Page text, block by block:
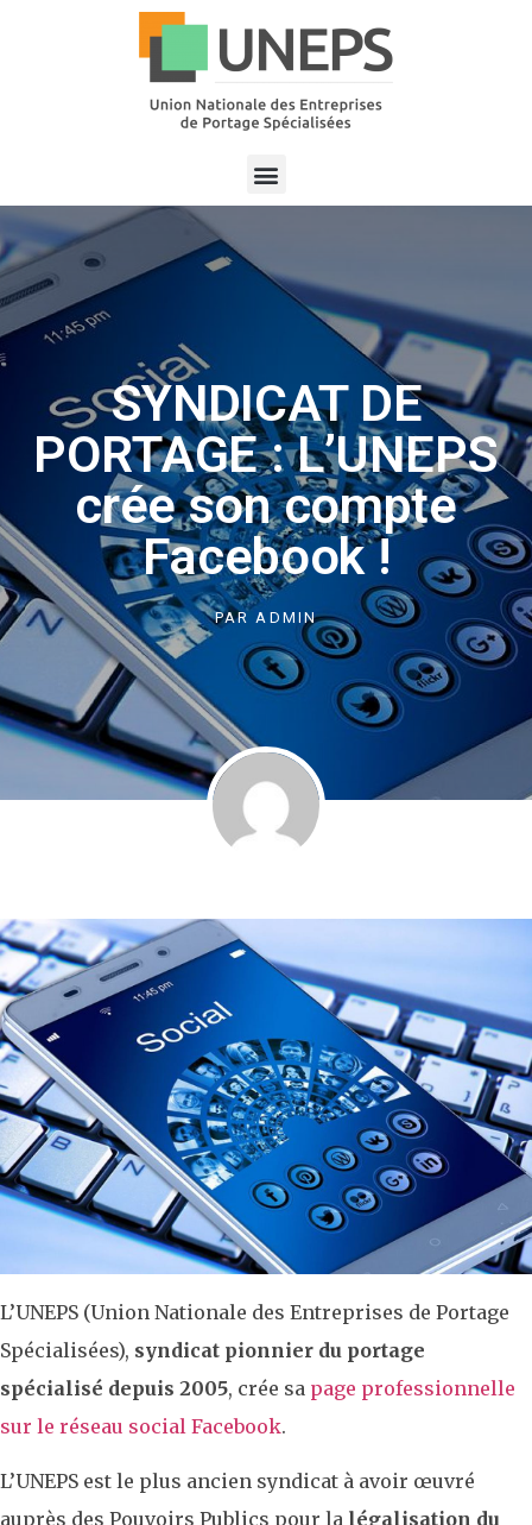
SYNDICAT DE
PORTAGE : L’UNEPS
crée son compte
Facebook !
PAR ADMIN
L’UNEPS (Union Nationale des Entreprises de Portage
Spécialisées), syndicat pionnier du portage
spécialisé depuis 2005, crée sa page professionnelle
sur le réseau social Facebook.
L’UNEPS est le plus ancien syndicat à avoir œuvré
auprès des Pouvoirs Publics pour la légalisation du